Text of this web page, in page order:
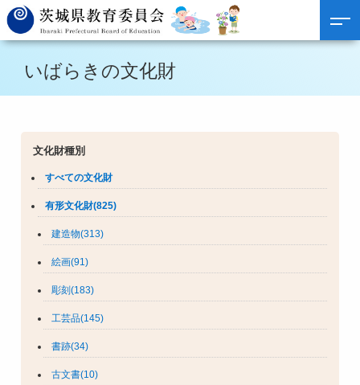
いばらきの文化財
文化財種別
すべての文化財
有形文化財(825)
建造物(313)
絵画(91)
彫刻(183)
工芸品(145)
書跡(34)
古文書(10)